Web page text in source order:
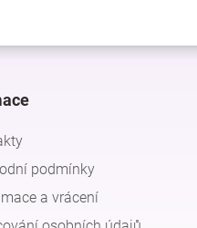
podmínky
a vrácení